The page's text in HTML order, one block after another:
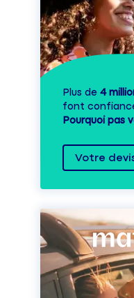
Plus de 4
font
Pourquoi pas
Votre